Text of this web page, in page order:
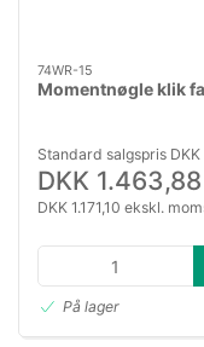
74WR-15
Momentnøgle klik
Standard salgspris DKK
DKK 1.463,88
DKK 1.171,10 ekskl.
På lager